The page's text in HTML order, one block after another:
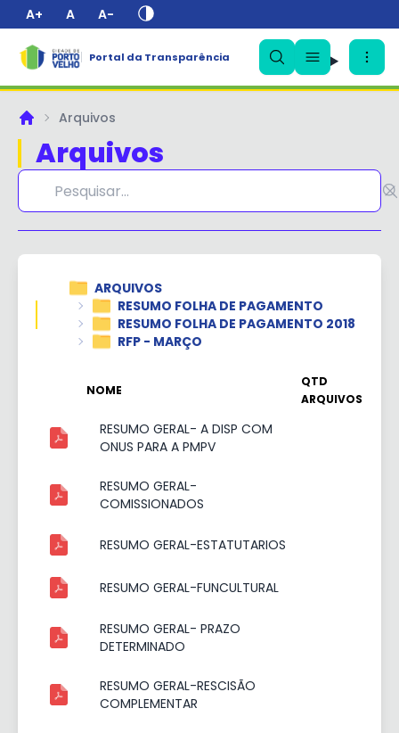
A+ A A-
Portal da Transparência
PrincipalArquivos
Arquivos
ARQUIVOS
RESUMO FOLHA DE PAGAMENTO
RESUMO FOLHA DE PAGAMENTO 2018
RFP - MARÇO
NOME
QTD
ARQUIVOS
RESUMO GERAL- A DISP COM
ONUS PARA A PMPV
RESUMO GERAL-
COMISSIONADOS
RESUMO GERAL-ESTATUTARIOS
RESUMO GERAL-FUNCULTURAL
RESUMO GERAL- PRAZO
DETERMINADO
RESUMO GERAL-RESCISÃO
COMPLEMENTAR